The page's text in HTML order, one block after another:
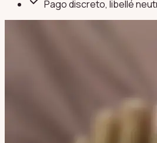
Pago discreto, libellé